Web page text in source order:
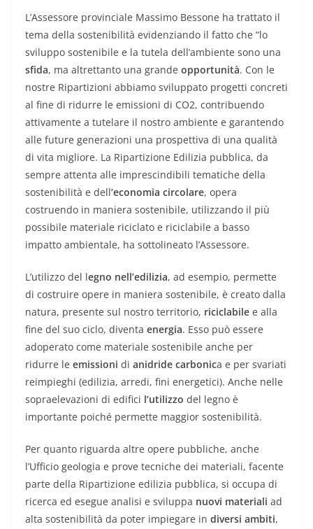
L’Assessore provinciale Massimo Bessone ha trattato il
tema della sostenibilità evidenziando il fatto che “lo
sviluppo sostenibile e la tutela dell’ambiente sono una
sfida, ma altrettanto una grande opportunità. Con le
nostre Ripartizioni abbiamo sviluppato progetti concreti
al fine di ridurre le emissioni di CO2, contribuendo
attivamente a tutelare il nostro ambiente e garantendo
alle future generazioni una prospettiva di una qualità
di vita migliore. La Ripartizione Edilizia pubblica, da
sempre attenta alle imprescindibili tematiche della
sostenibilità e dell’economia circolare, opera
costruendo in maniera sostenibile, utilizzando il più
possibile materiale riciclato e riciclabile a basso
impatto ambientale, ha sottolineato l’Assessore.
L’utilizzo del legno nell’edilizia, ad esempio, permette
di costruire opere in maniera sostenibile, è creato dalla
natura, presente sul nostro territorio, riciclabile e alla
fine del suo ciclo, diventa energia. Esso può essere
adoperato come materiale sostenibile anche per
ridurre le emissioni di anidride carbonica e per svariati
reimpieghi (edilizia, arredi, fini energetici). Anche nelle
sopraelevazioni di edifici l’utilizzo del legno è
importante poiché permette maggior sostenibilità.
Per quanto riguarda altre opere pubbliche, anche
l’Ufficio geologia e prove tecniche dei materiali, facente
parte della Ripartizione edilizia pubblica, si occupa di
ricerca ed esegue analisi e sviluppa nuovi materiali ad
alta sostenibilità da poter impiegare in diversi ambiti,